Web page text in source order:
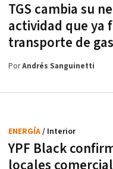
TGS cambia su
actividad que ya
transporte de gas
PorAndrés Sanguinetti
YPF Black
ENERGÍA/ Interior